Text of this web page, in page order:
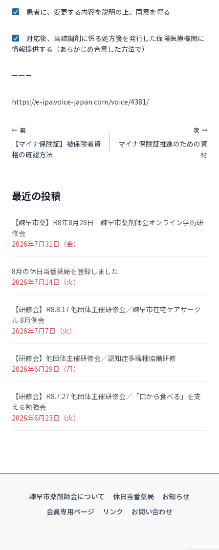
患者に、変更する内容を説明の上、同意を得る
対応後、当該調剤に係る処方箋を発行した保険医療機関に
情報提供する（あらかじめ合意した方法で）
ーーー
https://e-ipa.voice-japan.com/voice/4381/
前
【マイナ保険証】被保険者資
格の確認方法
次
マイナ保険証推進のための資
材
最近の投稿
【諫早市薬】R8年8月28日 諫早市薬剤師会オンライン学術研
修会
2026年7月31日（金）
8月の休日当番薬局を登録しました
2026年7月14日（火）
【研修会】R8.8.17 他団体主催研修会／諫早市在宅ケアサーク
ル 8月例会
2026年7月7日（火）
【研修会】他団体主催研修会／認知症多職種協働研修
2026年6月29日（月）
【研修会】R8.7.27 他団体主催研修会／「口から食べる」を支
える勉強会
2026年6月23日（火）
諫早市薬剤師会について 休日当番薬局
お知らせ
会員専用ページ
リンク お問い合わせ